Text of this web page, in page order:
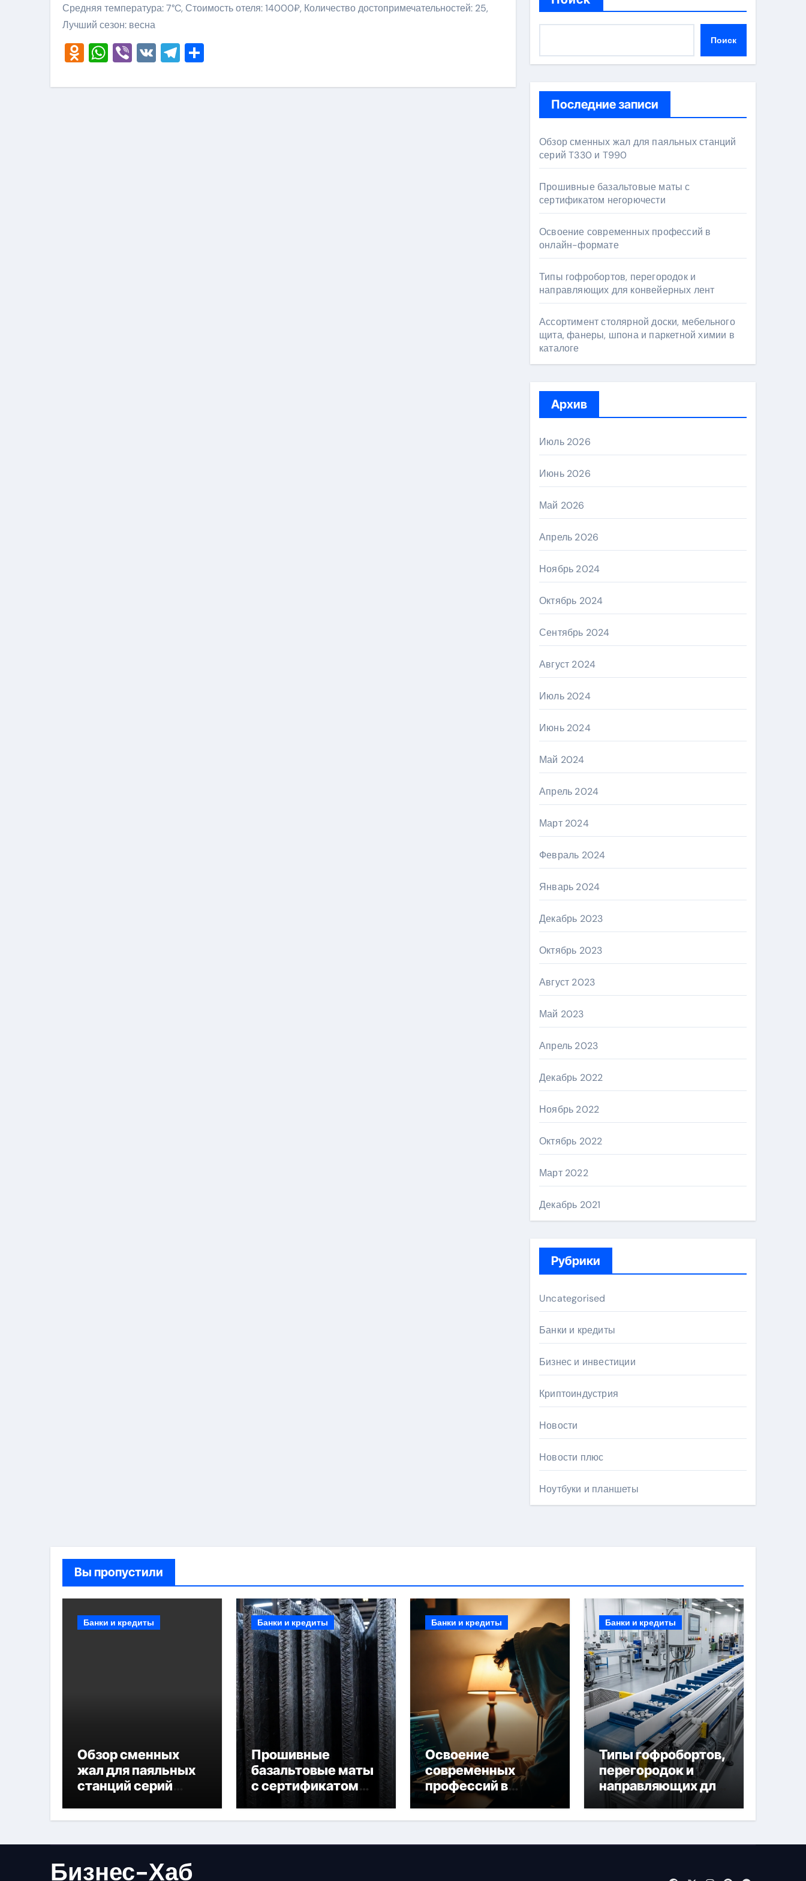
Средняя температура: 7°C, Стоимость отеля: 14000₽, Количество достопримечательностей: 25,
Лучший сезон: весна
Odnoklassniki
WhatsApp
Viber
VKTelegram Поиск
Последние записи
Обзор сменных жал для паяльных станций
серий T330 и T990
Прошивные базальтовые маты с
сертификатом негорючести
Освоение современных профессий в
онлайн-формате
Типы гофробортов, перегородок и
направляющих для конвейерных лент
Ассортимент столярной доски, мебельного
щита, фанеры, шпона и паркетной химии в
каталоге
Архив
Июль 2026
Июнь 2026
Май 2026
Апрель 2026
Ноябрь 2024
Октябрь 2024
Сентябрь 2024
Август 2024
Июль 2024
Июнь 2024
Май 2024
Апрель 2024
Март 2024
Февраль 2024
Январь 2024
Декабрь 2023
Октябрь 2023
Август 2023
Май 2023
Апрель 2023
Декабрь 2022
Ноябрь 2022
Октябрь 2022
Март 2022
Декабрь 2021
Рубрики
Uncategorised
Банки и кредиты
Бизнес и инвестиции
Криптоиндустрия
Новости
Новости плюс
Ноутбуки и планшеты
Вы пропустили
Банки и кредиты
Обзор сменных
жал для паяльных
станций серий
Банки и кредиты
Прошивные
базальтовые маты
с сертификатом
негорючести
Банки и кредиты
Освоение
современных
профессий в
онлайн-формате
Банки и кредиты
Типы гофробортов,
перегородок и
направляющих для
конвейерных лент
Бизнес-Хаб